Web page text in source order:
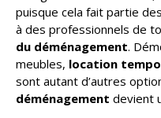
puisque cela fait partie
à des professionnels de
du déménagement.
meubles, location
sont autant d’autres
déménagement devient